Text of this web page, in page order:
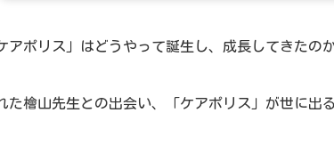
アポリス」はどうやって誕生し、成長してきたのか
た檜山先生との出会い、「ケアポリス」が世に